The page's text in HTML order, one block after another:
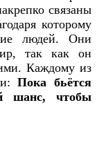
связаны
которому
людей. Они
так как он
Каждому из
Пока бьётся
шанс, чтобы